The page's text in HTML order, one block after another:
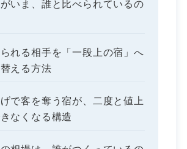
いま、誰と比べられているの
れる相手を「一段上の宿」へ
える方法
で客を奪う宿が、二度と値上
なくなる構造